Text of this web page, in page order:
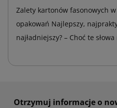
Zalety kartonów fasonowych
opakowań Najlepszy,
najładniejszy? – Choć te
Otrzymuj informacje o